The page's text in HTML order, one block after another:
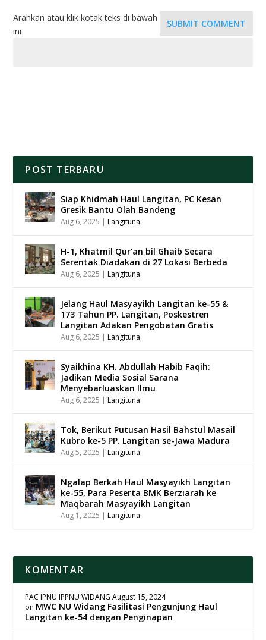
SUBMIT COMMENT
Arahkan atau klik kotak teks di bawah
ini
POST TERBARU
Siap Khidmah Haul Langitan, PC Kesan
Gresik Bantu Olah Bandeng
Aug 6, 2025 |Langituna
H-1, Khatmil Qur’an bil Ghaib Secara
Serentak Diadakan di 27 Lokasi Berbeda
Aug 6, 2025 |Langituna
Jelang Haul Masyayikh Langitan ke-55 &
173 Tahun PP. Langitan, Poskestren
Langitan Adakan Pengobatan Gratis
Aug 6, 2025 |Langituna
Syaikhina KH. Abdullah Habib Faqih:
Jadikan Media Sosial Sarana
Menyebarluaskan Ilmu
Aug 6, 2025 |Langituna
Tok, Berikut Putusan Hasil Bahstul Masail
Kubro ke-5 PP. Langitan se-Jawa Madura
Aug 5, 2025 |Langituna
Ngalap Berkah Haul Masyayikh Langitan
ke-55, Para Peserta BMK Berziarah ke
Maqbarah Masyayikh Langitan
Aug 1, 2025 |Langituna
KOMENTAR
PAC IPNU IPPNU WIDANG August 15, 2024
on MWC NU Widang Fasilitasi Pengunjung Haul
Langitan ke-54 dengan Penginapan